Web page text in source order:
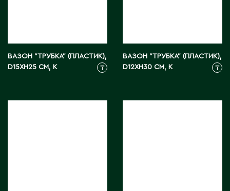
Х
ВАЗОН "ТРУБКА" (ПЛАСТИК),
D15XH25 СМ, К
₸
ВАЗОН "ТРУБКА" (ПЛАСТИК),
D12XH30 СМ, К
₸